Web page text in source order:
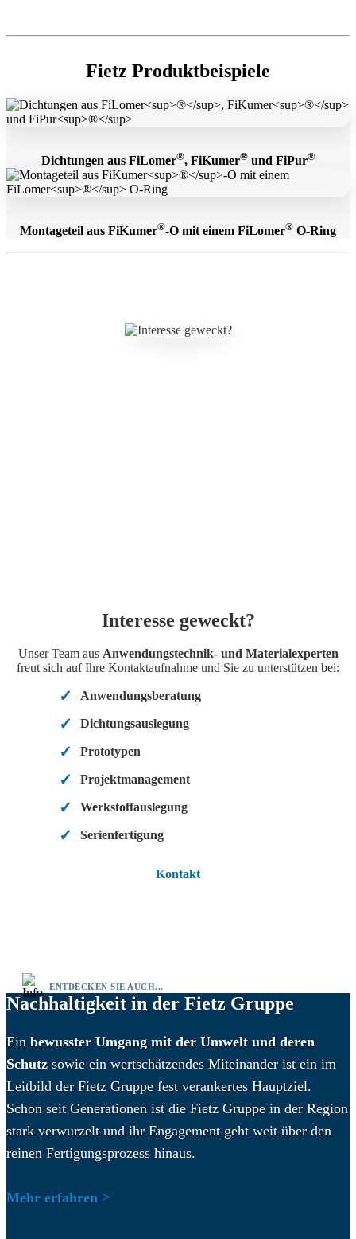
Fietz Produktbeispiele
Dichtungen aus FiLomer®, FiKumer®und FiPur®
Montageteil aus FiKumer®-O mit einem FiLomer® O-Ring
Interesse geweckt?
Unser Team aus Anwendungstechnik- und Materialexperten
freut sich auf Ihre Kontaktaufnahme und Sie zu unterstützen bei:
Anwendungsberatung
Dichtungsauslegung
Prototypen
Projektmanagement
Werkstoffauslegung
Serienfertigung
Kontakt
ENTDECKEN SIE AUCH...
Nachhaltigkeit in der Fietz Gruppe
Ein bewusster Umgang mit der Umwelt und deren
Schutz sowie ein wertschätzendes Miteinander ist ein im
Leitbild der Fietz Gruppe fest verankertes Hauptziel.
Schon seit Generationen ist die Fietz Gruppe in der Region
stark verwurzelt und ihr Engagement geht weit über den
reinen Fertigungsprozess hinaus.
Mehr erfahren >